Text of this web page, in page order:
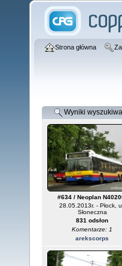
Strona główna
Wyniki
#634 / Neoplan
28.05.2013r. - Płock,
Słoneczna
831 odsłon
Komentarze: 1
arekscorps